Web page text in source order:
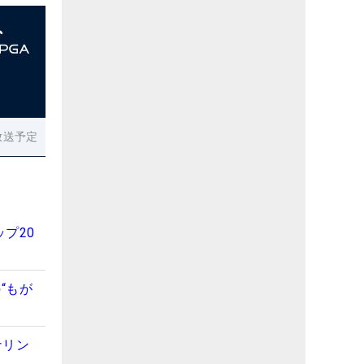
予定
プ20
もが
ン